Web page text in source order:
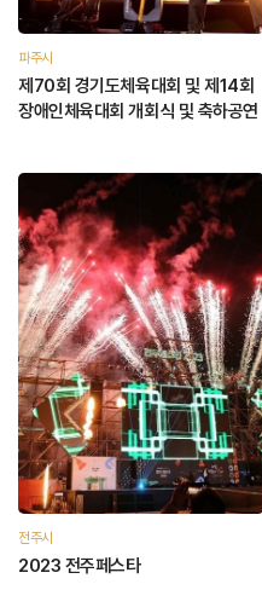
파주시
제70회 경기도체육대회 및 제14회
장애인체육대회 개회식 및 축하공연
전주시
2023 전주페스타